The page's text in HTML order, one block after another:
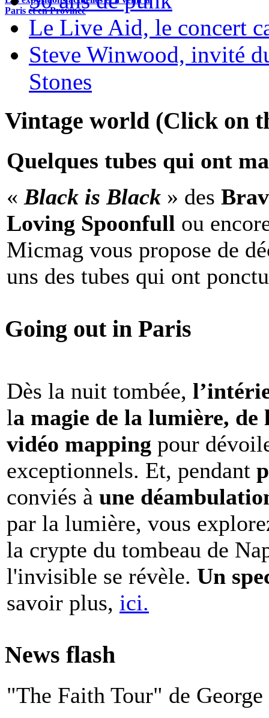
Paris et en Province
Le Live Aid, le concert
Steve Winwood, invité
Stones
Vintage world (Click on
Quelques tubes qui ont
« Black is Black » des
Loving Spoonfull ou
Micmag vous propose de
uns des tubes qui ont
Going out in Paris
Dès la nuit tombée,
la magie de la lumière,
vidéo mapping pour
exceptionnels. Et, pendant
conviés à une
par la lumière, vous
la crypte du tombeau de
l'invisible se révèle. Un
savoir plus, ici.
News flash
"The Faith Tour" de